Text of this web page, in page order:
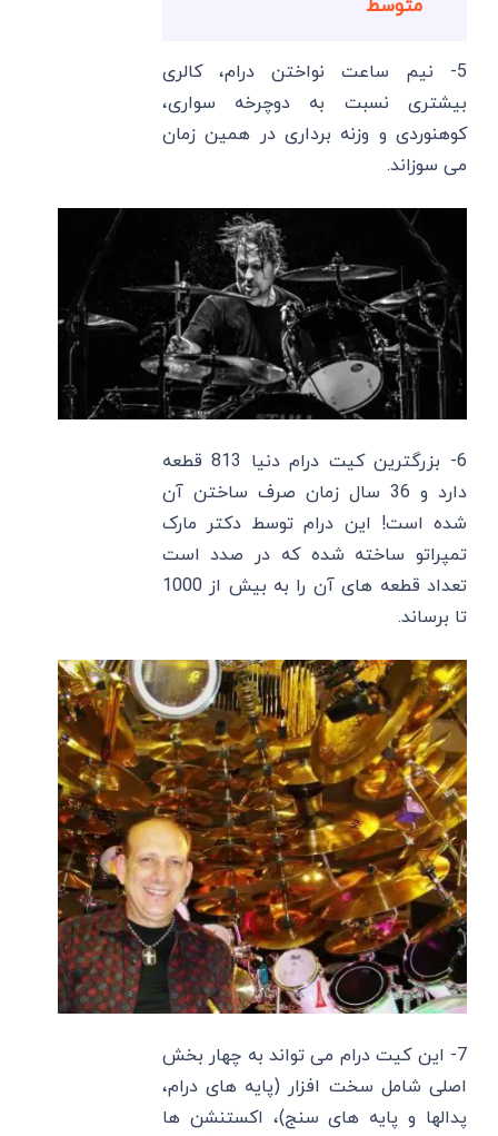
متوسط
5- نیم ساعت نواختن درام، کالری
بیشتری نسبت به دوچرخه سواری،
کوهنوردی و وزنه برداری در همین زمان
می سوزاند.
6- بزرگترین کیت درام دنیا 813 قطعه
دارد و 36 سال زمان صرف ساختن آن
شده است! این درام توسط دکتر مارک
تمپراتو ساخته شده که در صدد است
تعداد قطعه های آن را به بیش از 1000
تا برساند.
7- این کیت درام می تواند به چهار بخش
اصلی شامل سخت افزار (پایه های درام،
پدالها و پایه های سنج)، اکستنشن ها